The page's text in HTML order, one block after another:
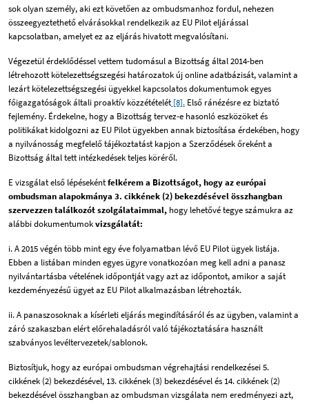
sok olyan személy, aki ezt követően az ombudsmanhoz fordul, nehezen
összeegyeztethető elvárásokkal rendelkezik az EU Pilot eljárással
kapcsolatban, amelyet ez az eljárás hivatott megvalósítani.
Végezetül érdeklődéssel vettem tudomásul a Bizottság által 2014-ben
létrehozott kötelezettségszegési határozatok új online adatbázisát, valamint a
lezárt kötelezettségszegési ügyekkel kapcsolatos dokumentumok egyes
főigazgatóságok általi proaktív közzétételét[8]. Első ránézésre ez biztató
fejlemény. Érdekelne, hogy a Bizottság tervez-e hasonló eszközöket és
politikákat kidolgozni az EU Pilot ügyekben annak biztosítása érdekében, hogy
a nyilvánosság megfelelő tájékoztatást kapjon a Szerződések őreként a
Bizottság által tett intézkedések teljes köréről.
E vizsgálat első lépésekéntfelkérem a Bizottságot, hogy az európai
ombudsman alapokmánya 3. cikkének (2) bekezdésével összhangban
szervezzen találkozót szolgálataimmal, hogy lehetővé tegye számukra az
alábbi dokumentumokvizsgálatát:
i. A 2015 végén több mint egy éve folyamatban lévő EU Pilot ügyek listája.
Ebben a listában minden egyes ügyre vonatkozóan meg kell adni a panasz
nyilvántartásba vételének időpontját vagy azt az időpontot, amikor a saját
kezdeményezésű ügyet az EU Pilot alkalmazásban létrehozták.
ii. A panaszosoknak a kísérleti eljárás megindításáról és az ügyben, valamint a
záró szakaszban elért előrehaladásról való tájékoztatására használt
szabványos levéltervezetek/sablonok.
Biztosítjuk, hogy az európai ombudsman végrehajtási rendelkezései 5.
cikkének (2) bekezdésével, 13. cikkének (3) bekezdésével és 14. cikkének (2)
bekezdésével összhangban az ombudsman vizsgálata nem eredményezi azt,